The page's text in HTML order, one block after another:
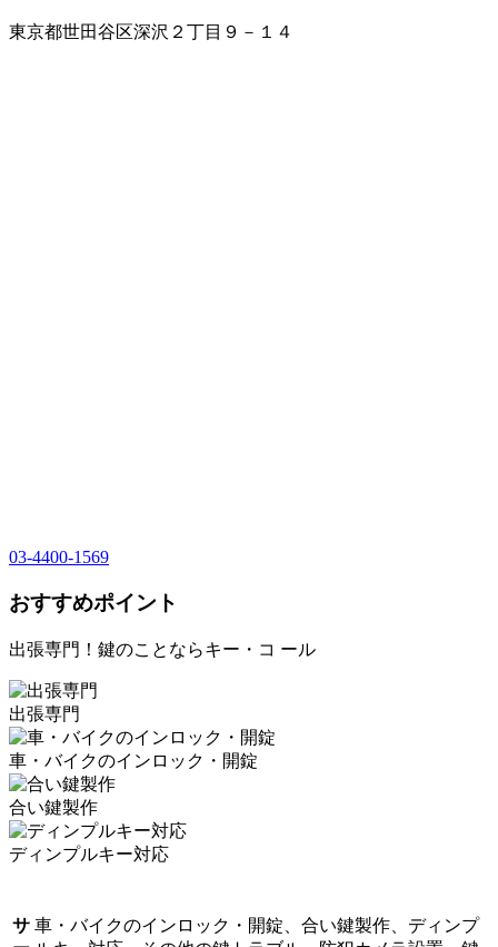
東京都世田谷区深沢２丁目９－１４
03-4400-1569
おすすめポイント
出張専門！鍵のことならキー・コ ール
出張専門
車・バイクのインロック・開錠
合い鍵製作
ディンプルキー対応
サ 車・バイクのインロック・開錠、合い鍵製作、ディンプ